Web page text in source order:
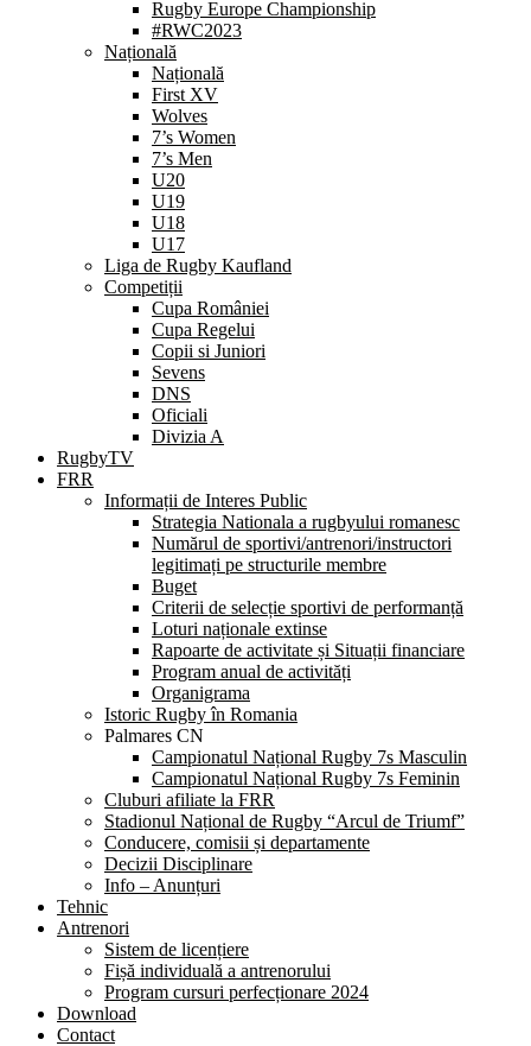
Rugby Europe Championship
#RWC2023
Națională
Națională
First XV
Wolves
7’s Women
7’s Men
U20
U19
U18
U17
Liga de Rugby Kaufland
Competiții
Cupa României
Cupa Regelui
Copii si Juniori
Sevens
DNS
Oficiali
Divizia A
RugbyTV
FRR
Informații de Interes Public
Strategia Nationala a rugbyului romanesc
Numărul de sportivi/antrenori/instructori
legitimați pe structurile membre
Buget
Criterii de selecție sportivi de performanță
Loturi naționale extinse
Rapoarte de activitate și Situații financiare
Program anual de activități
Organigrama
Istoric Rugby în Romania
Palmares CN
Campionatul Național Rugby 7s Masculin
Campionatul Național Rugby 7s Feminin
Cluburi afiliate la FRR
Stadionul Național de Rugby “Arcul de Triumf”
Conducere, comisii și departamente
Decizii Disciplinare
Info – Anunțuri
Tehnic
Antrenori
Sistem de licențiere
Fișă individuală a antrenorului
Program cursuri perfecționare 2024
Download
Contact